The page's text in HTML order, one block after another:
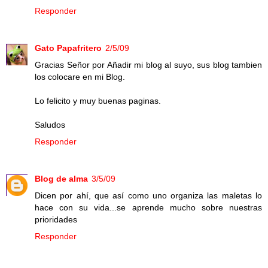
Responder
Gato Papafritero 2/5/09
Gracias Señor por Añadir mi blog al suyo, sus blog tambien
los colocare en mi Blog.
Lo felicito y muy buenas paginas.
Saludos
Responder
Blog de alma 3/5/09
Dicen por ahí, que así como uno organiza las maletas lo
hace con su vida...se aprende mucho sobre nuestras
prioridades
Responder